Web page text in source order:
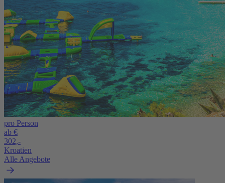
pro Person
ab €
302,-
Kroatien
Alle Angebote